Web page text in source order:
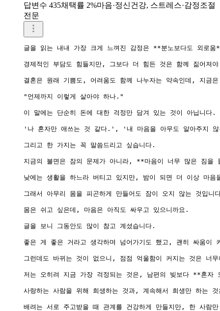
답변수 435채택률 2%마음·정신건강, 스트레스·감정조절
전문
글을 읽는 내내 가장 크게 느껴진 감정은 **분노보다도 외로움
경제적인 부담도 힘들지만, 그보다 더 힘든 것은 함께 짊어져
결혼은 원래 기쁨도, 어려움도 함께 나누자는 약속인데, 지
"언제까지 이렇게 살아야 하나."
이 말에는 단순히 돈에 대한 걱정만 담겨 있는 것이 아닙니다.
'나 혼자만 애쓰는 것 같다.', '내 마음을 아무도 알아주지
그리고 한 가지는 꼭 말씀드리고 싶습니다.
지금의 불면은 잠의 문제가 아니라, **마음이 너무 많은 짐을
낮에는 생활을 하느라 버티고 있지만, 밤이 되면 더 이상 마
그래서 아무리 몸을 피곤하게 만들어도 잠이 오지 않는 것입니
몸은 쉬고 싶은데, 마음은 아직도 싸우고 있으니까요.
글을 보니 그동안도 많이 참고 계셨습니다.
좋은 게 좋은 거라고 생각하며 넘어가기도 했고, 괜히 싸움이
그런데도 바뀌는 것이 없으니, 점점 억울함이 커지는 것은 너
저는 오히려 지금 가장 걱정되는 것은, 남편의 빚보다 **혼자
사랑하는 사람을 위해 희생하는 것과, 계속해서 희생만 하는
배려는 서로 주고받을 때 관계를 건강하게 만들지만, 한 사람